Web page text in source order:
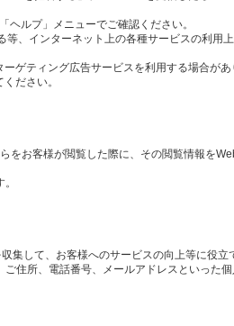
ルプ」メニューでご確認ください。
、インターネット上の各種サービスの利用
ゲティング広告サービスを利用する場合があ
ださい。
お客様が閲覧した際に、その閲覧情報を
集して、お客様へのサービスの向上等に役立
住所、電話番号、メールアドレスといった